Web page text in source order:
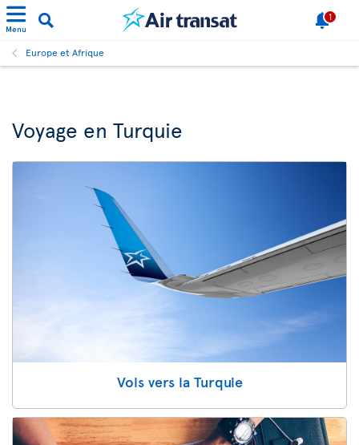
Menu
1
Europe et Afrique
Voyage en Turquie
Vols vers la Turquie